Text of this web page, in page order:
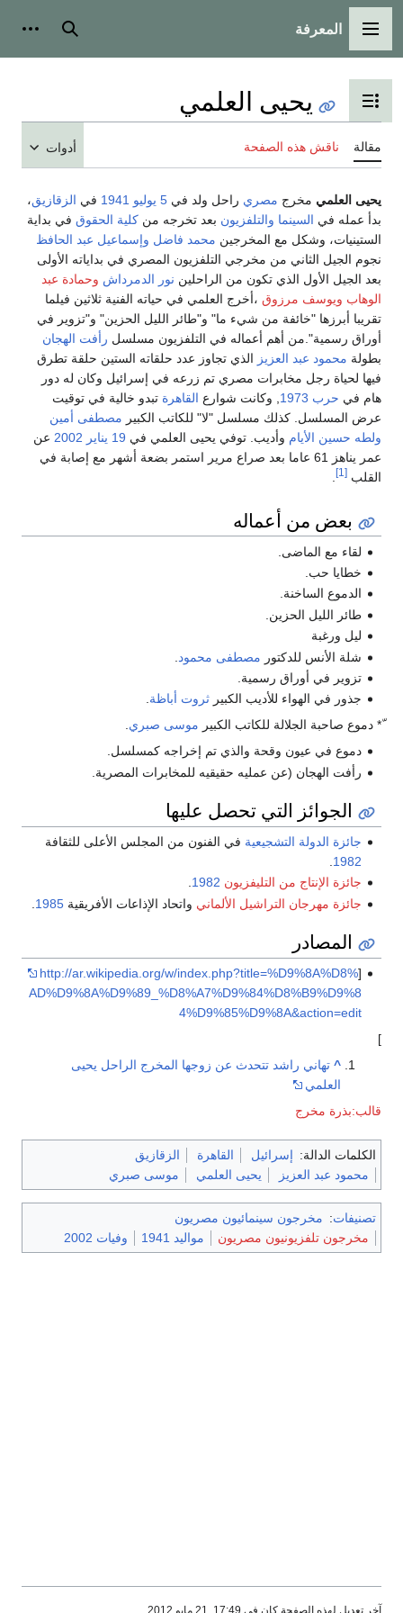
القائمة الرئيسية
المعرفة بحث
تبديل عرض جدول المحتويات
يحيى العلمي
مقالة ناقش هذه الصفحة أدوات
يحيى العلمي مخرج مصري راحل ولد في 5 يوليو 1941 في الزقازيق،
بدأ عمله في السينما والتلفزيون بعد تخرجه من كلية الحقوق في بداية
الستينيات، وشكل مع المخرجين محمد فاضل وإسماعيل عبد الحافظ
نجوم الجيل الثاني من مخرجي التلفزيون المصري في بداياته الأولى
بعد الجيل الأول الذي تكون من الراحلين نور الدمرداش وحمادة عبد
الوهاب ويوسف مرزوق ،أخرج العلمي في حياته الفنية ثلاثين فيلما
تقريبا أبرزها "خائفة من شيء ما" و"طائر الليل الحزين" و"تزوير في
أوراق رسمية".من أهم أعماله في التلفزيون مسلسل رأفت الهجان
بطولة محمود عبد العزيز الذي تجاوز عدد حلقاته الستين حلقة تطرق
فيها لحياة رجل مخابرات مصري تم زرعه في إسرائيل وكان له دور
هام في حرب 1973 , وكانت شوارع القاهرة تبدو خالية في توقيت
عرض المسلسل. كذلك مسلسل "لا" للكاتب الكبير مصطفى أمين
ولطه حسين الأيام وأديب. توفي يحيى العلمي في 19 يناير 2002 عن
عمر يناهز 61 عاما بعد صراع مرير استمر بضعة أشهر مع إصابة في
القلب [1]
بعض من أعماله
لقاء مع الماضى.
خطايا حب.
الدموع الساخنة.
طائر الليل الحزين.
ليل ورغبة
شلة الأنس للدكتور مصطفى محمود
تزوير في أوراق رسمية.
جذور في الهواء للأديب الكبيرثروت أباظة.
ّ* دموع صاحبة الجلالة للكاتب الكبير موسى صبري.
دموع في عيون وقحة والذي تم إخراجه كمسلسل.
رأفت الهجان (عن عمليه حقيقيه للمخابرات المصرية.
الجوائز التي تحصل عليها
جائزة الدولة التشجيعية في الفنون من المجلس الأعلى للثقافة
1982
جائزة الإنتاج من التليفزيون 1982
.
جائزة مهرجان التراشيل الألماني واتحاد الإذاعات الأفريقية1985
المصادر
[
http://ar.wikipedia.org/w/index.php?title=%D9%8A%D8%
AD%D9%8A%D9%89_%D8%A7%D9%84%D8%B9%D9%8
4%D9%85%D9%8A&action=edit
]
^ تهاني راشد تتحدث عن زوجها المخرج الراحل يحيى
العلمي
قالب:بذرة مخرج
الكلمات الدالة: إسرائيل القاهرة
الزقازيق
محمود عبد العزيز
يحيى العلمي موسى صبري
تصنيفات: مخرجون سينمائيون مصريون
مخرجون تلفزيونيون مصريون
مواليد 1941 وفيات 2002
آخر تعديل لهذه الصفحة كان في 17:49, 21 مايو 2012.